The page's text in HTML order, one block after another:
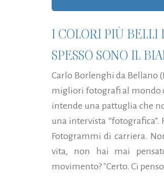
I COLORI PIÙ BELLI
SPESSO SONO IL
Carlo Borlenghi da Bellano
migliori fotografi al mondo
intende una pattuglia che
una intervista
Fotogrammi di carriera.
vita, non hai mai
movimento? "Certo. Ci